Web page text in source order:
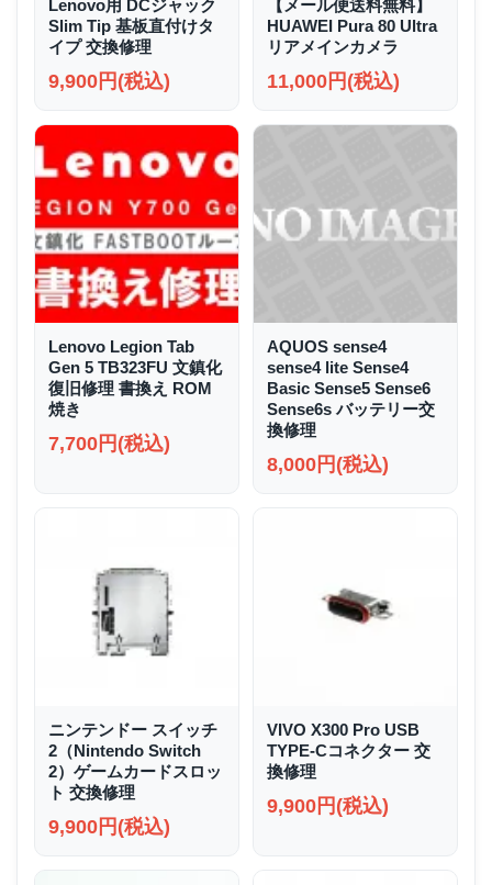
Lenovo用 DCジャック
Slim Tip 基板直付けタ
イプ 交換修理
9,900円(税込)
【メール便送料無料】
HUAWEI Pura 80 Ultra
リアメインカメラ
11,000円(税込)
Lenovo Legion Tab
Gen 5 TB323FU 文鎮化
復旧修理 書換え ROM
焼き
7,700円(税込)
AQUOS sense4
sense4 lite Sense4
Basic Sense5 Sense6
Sense6s バッテリー交
換修理
8,000円(税込)
ニンテンドー スイッチ
2（Nintendo Switch
2）ゲームカードスロッ
ト 交換修理
9,900円(税込)
VIVO X300 Pro USB
TYPE-Cコネクター 交
換修理
9,900円(税込)